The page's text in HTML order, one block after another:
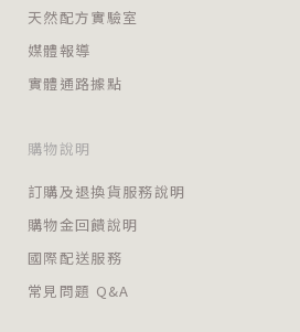
天然配方實驗室
媒體報導
實體通路據點
購物說明
訂購及退換貨服務說明
購物金回饋說明
國際配送服務
常見問題 Q&A